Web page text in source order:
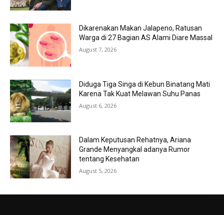
Dikarenakan Makan Jalapeno, Ratusan
Warga di 27 Bagian AS Alami Diare Massal
August 7, 2026
Diduga Tiga Singa di Kebun Binatang Mati
Karena Tak Kuat Melawan Suhu Panas
August 6, 2026
Dalam Keputusan Rehatnya, Ariana
Grande Menyangkal adanya Rumor
tentang Kesehatan
August 5, 2026